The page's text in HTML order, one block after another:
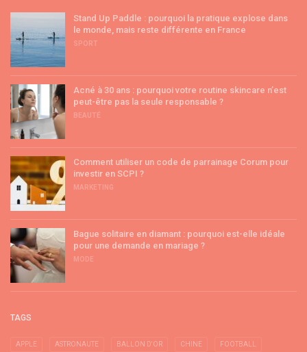
Stand Up Paddle : pourquoi la pratique explose dans
le monde, mais reste différente en France
SPORT
Acné à 30 ans : pourquoi votre routine skincare n’est
peut-être pas la seule responsable ?
BEAUTÉ
Comment utiliser un code de parrainage Corum pour
investir en SCPI ?
MARKETING
Bague solitaire en diamant : pourquoi est-elle idéale
pour une demande en mariage ?
MODE
TAGS
APPLE ASTRONAUTE BALLON D'OR CHINE FOOTBALL